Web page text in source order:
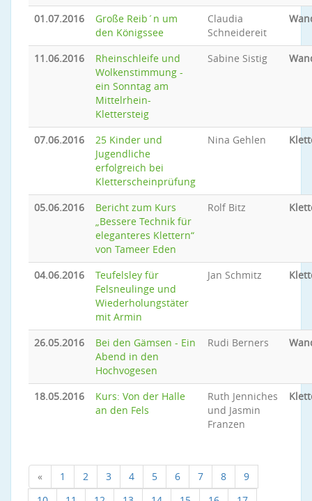
01.07.2016
Große Reib´n um
den Königssee
Claudia
Schneidereit
11.06.2016
Rheinschleife und
Wolkenstimmung -
ein Sonntag am
Mittelrhein-
Klettersteig
Sabine Sistig
07.06.2016
25 Kinder und
Jugendliche
erfolgreich bei
Kletterscheinprüfung
Nina Gehlen
05.06.2016
Bericht zum Kurs
„Bessere Technik für
eleganteres Klettern“
von Tameer Eden
Rolf Bitz
04.06.2016
Teufelsley für
Felsneulinge und
Wiederholungstäter
mit Armin
Jan Schmitz
26.05.2016
Bei den Gämsen - Ein
Abend in den
Hochvogesen
Rudi Berners
18.05.2016
Kurs: Von der Halle
an den Fels
Ruth Jenniches
und Jasmin
Franzen
« 1 2 3 4 5 6 7 8
9